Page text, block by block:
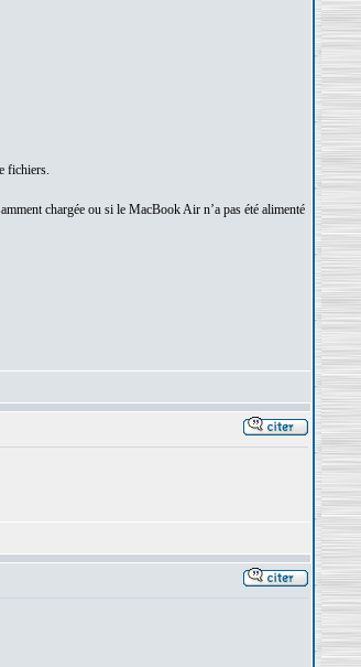
fichiers.
chargée ou si le MacBook Air n’a pas été alimenté